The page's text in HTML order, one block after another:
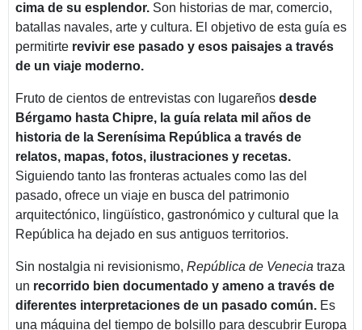
cima de su esplendor. Son historias de mar, comercio,
batallas navales, arte y cultura. El objetivo de esta guía es
permitirte revivir ese pasado y esos paisajes a través
de un viaje moderno.
Fruto de cientos de entrevistas con lugareños desde
Bérgamo hasta Chipre, la guía relata mil años de
historia de la Serenísima República a través de
relatos, mapas, fotos, ilustraciones y recetas.
Siguiendo tanto las fronteras actuales como las del
pasado, ofrece un viaje en busca del patrimonio
arquitectónico, lingüístico, gastronómico y cultural que la
República ha dejado en sus antiguos territorios.
Sin nostalgia ni revisionismo, República de Venecia traza
un recorrido bien documentado y ameno a través de
diferentes interpretaciones de un pasado común. Es
una máquina del tiempo de bolsillo para descubrir Europa